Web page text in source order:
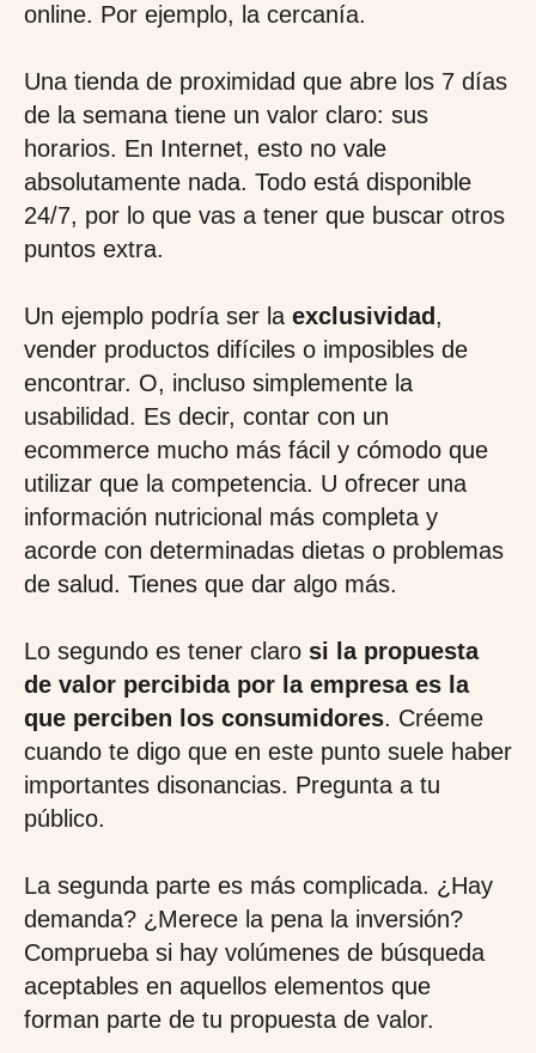
online. Por ejemplo, la cercanía.
Una tienda de proximidad que abre los 7 días
de la semana tiene un valor claro: sus
horarios. En Internet, esto no vale
absolutamente nada. Todo está disponible
24/7, por lo que vas a tener que buscar otros
puntos extra.
Un ejemplo podría ser la exclusividad ,
vender productos difíciles o imposibles de
encontrar. O, incluso simplemente la
usabilidad. Es decir, contar con un
ecommerce mucho más fácil y cómodo que
utilizar que la competencia. U ofrecer una
información nutricional más completa y
acorde con determinadas dietas o problemas
de salud. Tienes que dar algo más.
Lo segundo es tener claro si la propuesta
de valor percibida por la empresa es la
que perciben los consumidores. Créeme
cuando te digo que en este punto suele haber
importantes disonancias. Pregunta a tu
público.
La segunda parte es más complicada. ¿Hay
demanda? ¿Merece la pena la inversión?
Comprueba si hay volúmenes de búsqueda
aceptables en aquellos elementos que
forman parte de tu propuesta de valor.